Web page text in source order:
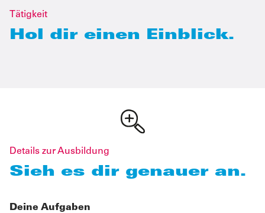
Tätigkeit
Hol dir einen Einblick.
Details zur Ausbildung
Sieh es dir genauer an.
Deine Aufgaben